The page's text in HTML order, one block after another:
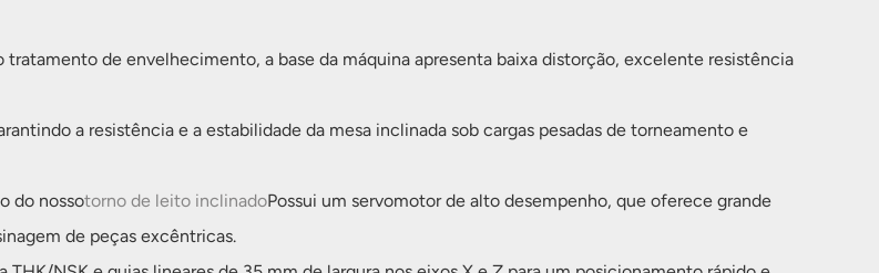
de envelhecimento, a base da máquina apresenta baixa distorção, excelente resistência
a resistência e a estabilidade da mesa inclinada sob cargas pesadas de torneamento e
do nossotorno de leito inclinadoPossui um servomotor de alto desempenho, que oferece grande
de peças excêntricas.